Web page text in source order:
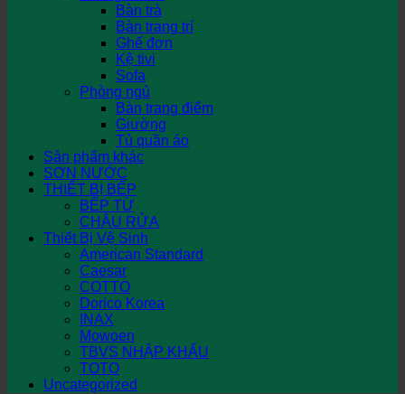
Bàn trà
Bàn trang trí
Ghế đơn
Kệ tivi
Sofa
Phòng ngủ
Bàn trang điểm
Giường
Tủ quần áo
Sản phẩm khác
SƠN NƯỚC
THIẾT BỊ BẾP
BẾP TỪ
CHẬU RỬA
Thiết Bị Vệ Sinh
American Standard
Caesar
COTTO
Dorico Korea
INAX
Mowoen
TBVS NHẬP KHẨU
TOTO
Uncategorized